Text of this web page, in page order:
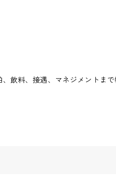
飲料、接遇、マネジメントま